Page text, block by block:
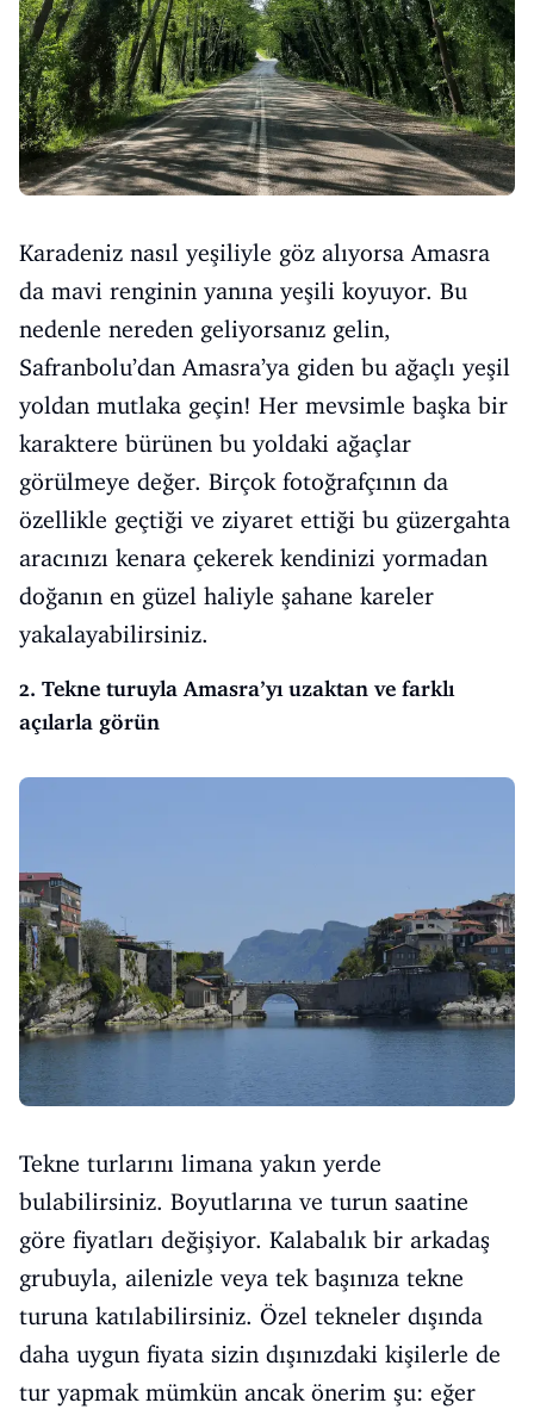
Karadeniz nasıl yeşiliyle göz alıyorsa Amasra
da mavi renginin yanına yeşili koyuyor. Bu
nedenle nereden geliyorsanız gelin,
Safranbolu’dan Amasra’ya giden bu ağaçlı yeşil
yoldan mutlaka geçin! Her mevsimle başka bir
karaktere bürünen bu yoldaki ağaçlar
görülmeye değer. Birçok fotoğrafçının da
özellikle geçtiği ve ziyaret ettiği bu güzergahta
aracınızı kenara çekerek kendinizi yormadan
doğanın en güzel haliyle şahane kareler
yakalayabilirsiniz.
2. Tekne turuyla Amasra’yı uzaktan ve farklı
açılarla görün
Tekne turlarını limana yakın yerde
bulabilirsiniz. Boyutlarına ve turun saatine
göre fiyatları değişiyor. Kalabalık bir arkadaş
grubuyla, ailenizle veya tek başınıza tekne
turuna katılabilirsiniz. Özel tekneler dışında
daha uygun fiyata sizin dışınızdaki kişilerle de
tur yapmak mümkün ancak önerim şu: eğer